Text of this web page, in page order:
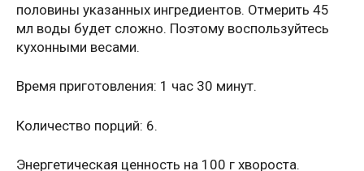
половины указанных ингредиентов. Отмерить 45
мл воды будет сложно. Поэтому воспользуйтесь
кухонными весами.
Время приготовления: 1 час 30 минут.
Количество порций: 6.
Энергетическая ценность на 100 г хвороста.